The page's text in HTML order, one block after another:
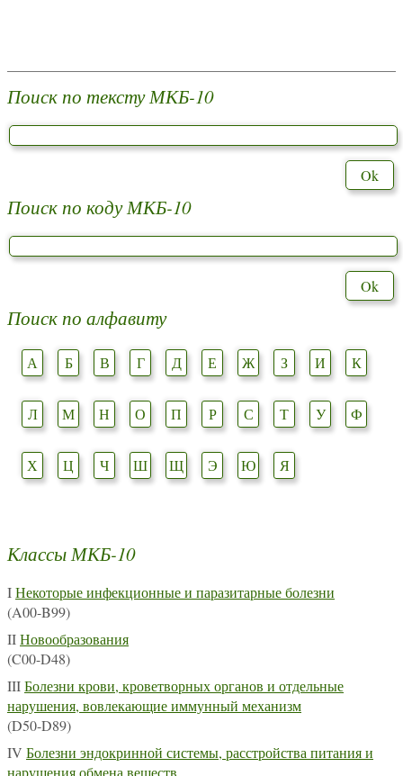
Поиск по тексту МКБ-10
Поиск по коду МКБ-10
Поиск по алфавиту
А Б В Г Д Е Ж З И К
Л М Н О П Р С Т У Ф
Х Ц Ч Ш Щ Э Ю Я
Классы МКБ-10
IНекоторые инфекционные и паразитарные болезни
(A00-B99)
IIНовообразования
(C00-D48)
IIIБолезни крови, кроветворных органов и отдельные
нарушения, вовлекающие иммунный механизм
(D50-D89)
IV Болезни эндокринной системы, расстройства питания и
нарушения обмена веществ